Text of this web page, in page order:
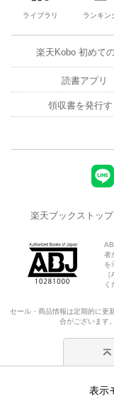
ライブラリ ランキン
楽天Kobo 初めて
読書アプリ
領収書を発行す
楽天ブックストップ
者
を
く
セール・商品情報は定期的に更
合がございます
表示